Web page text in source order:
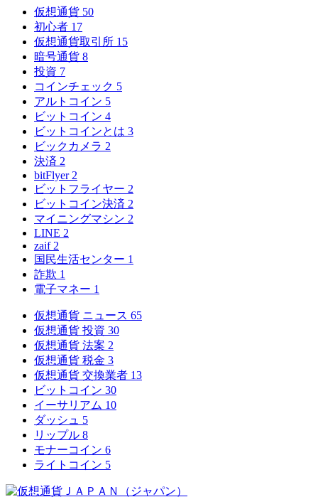
仮想通貨 50
初心者 17
仮想通貨取引所 15
暗号通貨 8
投資 7
コインチェック 5
アルトコイン 5
ビットコイン 4
ビットコインとは 3
ビックカメラ 2
決済 2
bitFlyer 2
ビットフライヤー 2
ビットコイン決済 2
マイニングマシン 2
LINE 2
zaif 2
国民生活センター 1
詐欺 1
電子マネー 1
仮想通貨 ニュース 65
仮想通貨 投資 30
仮想通貨 法案 2
仮想通貨 税金 3
仮想通貨 交換業者 13
ビットコイン 30
イーサリアム 10
ダッシュ 5
リップル 8
モナーコイン 6
ライトコイン 5